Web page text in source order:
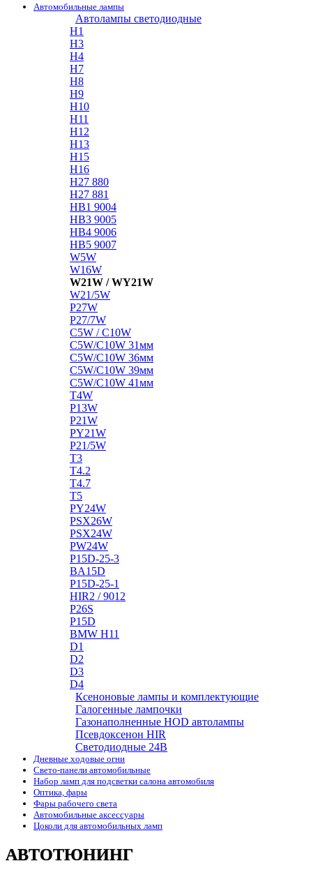
Автомобильные лампы
Автолампы светодиодные
H1
H3
H4
H7
H8
H9
H10
H11
H12
H13
H15
H16
H27 880
H27 881
HB1 9004
HB3 9005
HB4 9006
HB5 9007
W5W
W16W
W21W / WY21W
W21/5W
P27W
P27/7W
C5W / C10W
C5W/C10W 31мм
C5W/C10W 36мм
C5W/C10W 39мм
C5W/C10W 41мм
T4W
P13W
P21W
PY21W
P21/5W
T3
T4.2
T4.7
T5
PY24W
PSX26W
PSX24W
PW24W
P15D-25-3
BA15D
P15D-25-1
HIR2 / 9012
P26S
P15D
BMW H11
D1
D2
D3
D4
Ксеноновые лампы и комплектующие
Галогенные лампочки
Газонаполненные HOD автолампы
Псевдоксенон HIR
Cветодиодные 24B
Дневные ходовые огни
Свето-панели автомобильные
Набор ламп для подсветки салона автомобиля
Оптика, фары
Фары рабочего света
Автомобильные аксессуары
Цоколи для автомобильных ламп
АВТОТЮНИНГ